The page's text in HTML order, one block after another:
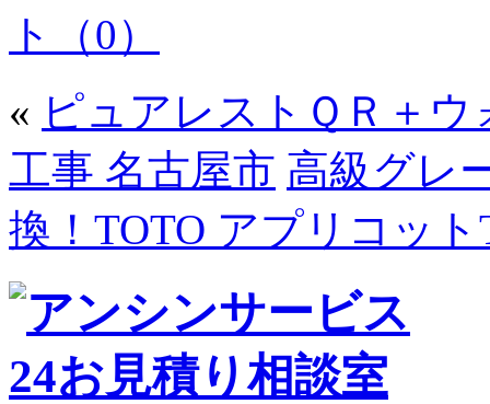
ト（0）
« ピュアレストＱＲ＋
工事 名古屋市 高級グレ
換！TOTO アプリコット